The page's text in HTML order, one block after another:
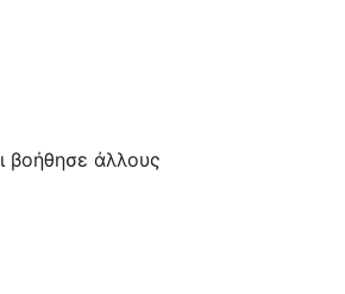
βοήθησε άλλους